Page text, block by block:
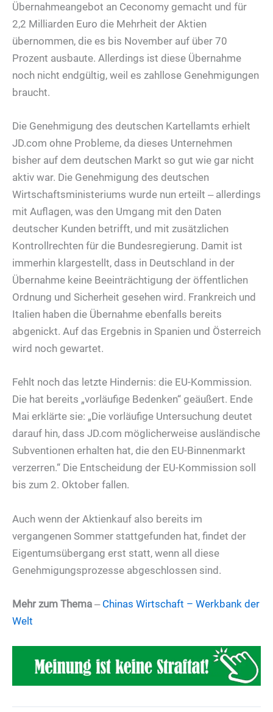
Übernahmeangebot an Ceconomy gemacht und für
2,2 Milliarden Euro die Mehrheit der Aktien
übernommen, die es bis November auf über 70
Prozent ausbaute. Allerdings ist diese Übernahme
noch nicht endgültig, weil es zahllose Genehmigungen
braucht.
Die Genehmigung des deutschen Kartellamts erhielt
JD.com ohne Probleme, da dieses Unternehmen
bisher auf dem deutschen Markt so gut wie gar nicht
aktiv war. Die Genehmigung des deutschen
Wirtschaftsministeriums wurde nun erteilt ‒ allerdings
mit Auflagen, was den Umgang mit den Daten
deutscher Kunden betrifft, und mit zusätzlichen
Kontrollrechten für die Bundesregierung. Damit ist
immerhin klargestellt, dass in Deutschland in der
Übernahme keine Beeinträchtigung der öffentlichen
Ordnung und Sicherheit gesehen wird. Frankreich und
Italien haben die Übernahme ebenfalls bereits
abgenickt. Auf das Ergebnis in Spanien und Österreich
wird noch gewartet.
Fehlt noch das letzte Hindernis: die EU-Kommission.
Die hat bereits „vorläufige Bedenken“ geäußert. Ende
Mai erklärte sie: „Die vorläufige Untersuchung deutet
darauf hin, dass JD.com möglicherweise ausländische
Subventionen erhalten hat, die den EU-Binnenmarkt
verzerren.“ Die Entscheidung der EU-Kommission soll
bis zum 2. Oktober fallen.
Auch wenn der Aktienkauf also bereits im
vergangenen Sommer stattgefunden hat, findet der
Eigentumsübergang erst statt, wenn all diese
Genehmigungsprozesse abgeschlossen sind.
Mehr zum Thema ‒ Chinas Wirtschaft – Werkbank der
Welt